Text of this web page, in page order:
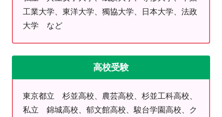
湧き、保護者さまも安心して通わせることのできる教室
であるよう、心がけております。
・杉並区立 荻窪中学校
・杉並区立 神明中学校
・杉並区立 西宮中学校
上記の学校を中心に、地域の学校の授業の進捗状況やテ
ストの傾向はしっかりと把握しており、教科書の進み具
合にあわせた学習や定期テスト対策も行っています。
工業大学、東洋大学、獨協大学、日本大学、法政
大学 など
高校受験
東京都立 杉並高校、農芸高校、杉並工科高校、
私立 錦城高校、郁文館高校、駿台学園高校、ク